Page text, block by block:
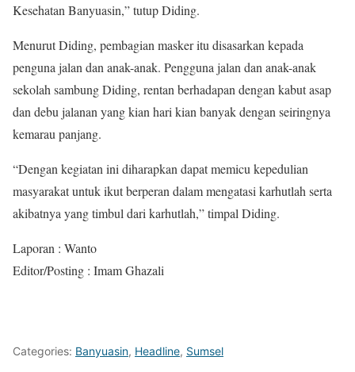
Kesehatan Banyuasin,” tutup Diding.
Menurut Diding, pembagian masker itu disasarkan kepada
penguna jalan dan anak-anak. Pengguna jalan dan anak-anak
sekolah sambung Diding, rentan berhadapan dengan kabut asap
dan debu jalanan yang kian hari kian banyak dengan seiringnya
kemarau panjang.
“Dengan kegiatan ini diharapkan dapat memicu kepedulian
masyarakat untuk ikut berperan dalam mengatasi karhutlah serta
akibatnya yang timbul dari karhutlah,” timpal Diding.
Laporan : Wanto
Editor/Posting : Imam Ghazali
Categories: Banyuasin, Headline, Sumsel